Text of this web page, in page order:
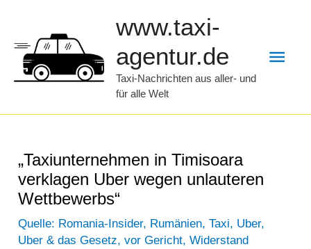
springen
www.taxi-
agentur.de
Taxi-Nachrichten aus aller- und
für alle Welt
„Taxiunternehmen in Timisoara
verklagen Uber wegen unlauteren
Wettbewerbs“
Quelle: Romania-Insider, Rumänien,Taxi, Uber,
Uber & das Gesetz,vor Gericht,Widerstand